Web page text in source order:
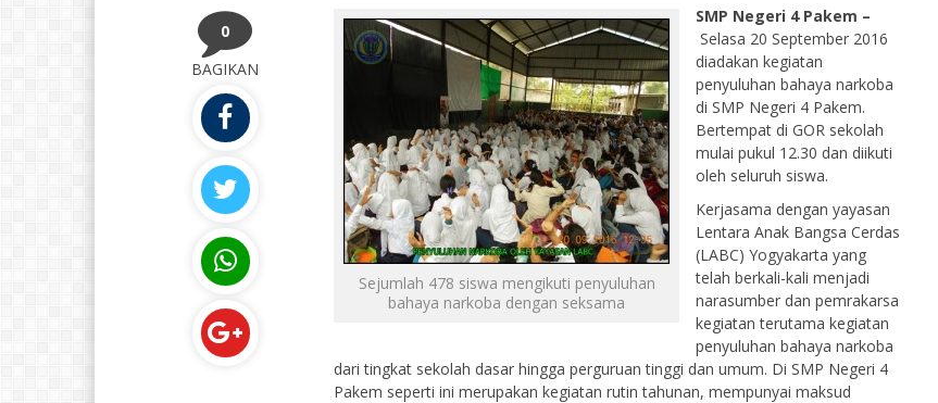
0
BAGIKAN
Sejumlah 478 siswa mengikuti penyuluhan
bahaya narkoba dengan seksama
SMP Negeri 4 Pakem –
Selasa 20 September 2016
diadakan kegiatan
penyuluhan bahaya narkoba
di SMP Negeri 4 Pakem.
Bertempat di GOR sekolah
mulai pukul 12.30 dan diikuti
oleh seluruh siswa.
Kerjasama dengan yayasan
Lentara Anak Bangsa Cerdas
(LABC) Yogyakarta yang
telah berkali-kali menjadi
narasumber dan pemrakarsa
kegiatan terutama kegiatan
penyuluhan bahaya narkoba
dari tingkat sekolah dasar hingga perguruan tinggi dan umum. Di SMP Negeri 4
Pakem seperti ini merupakan kegiatan rutin tahunan, mempunyai maksud